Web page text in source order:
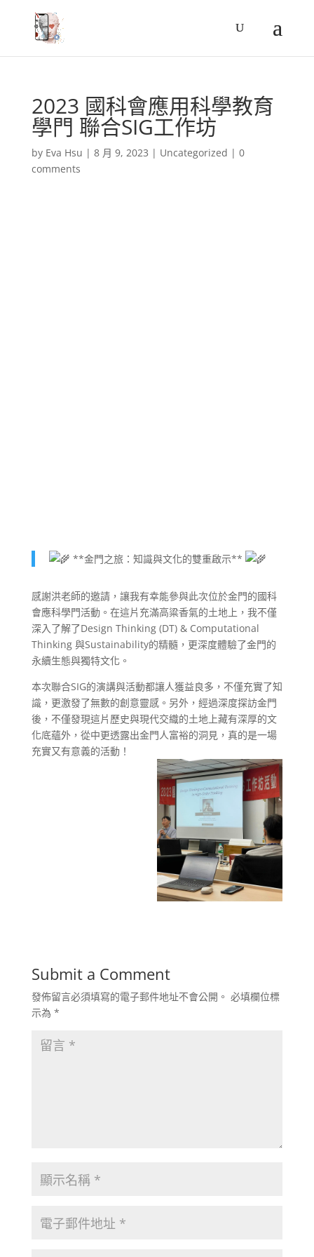
2023 國科會應用科學教育
學門 聯合SIG工作坊
by Eva Hsu | 8 月 9, 2023 | Uncategorized | 0
comments
**金門之旅：知識與文化的雙重啟示**
感謝洪老師的邀請，讓我有幸能參與此次位於金門的國科
會應科學門活動。在這片充滿高粱香氣的土地上，我不僅
深入了解了Design Thinking (DT) & Computational
Thinking 與Sustainability的精髓，更深度體驗了金門的
永續生態與獨特文化。
本次聯合SIG的演講與活動都讓人獲益良多，不僅充實了知
識，更激發了無數的創意靈感。另外，經過深度探訪金門
後，不僅發現這片歷史與現代交織的土地上藏有深厚的文
化底蘊外，從中更透露出金門人富裕的洞見，真的是一場
充實又有意義的活動！
Submit a Comment
發佈留言必須填寫的電子郵件地址不會公開。 必填欄位標
示為 *